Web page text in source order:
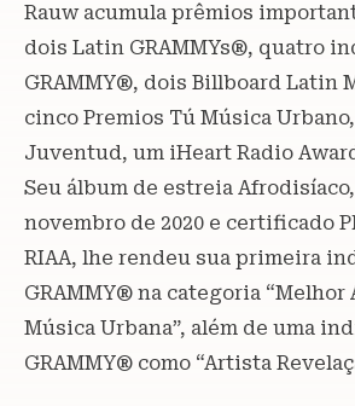
Rauw acumula prêmios
dois Latin GRAMMYs®, quatro
GRAMMY®, dois Billboard Latin
cinco Premios Tú Música
Juventud, um iHeart Radio
Seu álbum de estreia
novembro de 2020 e certificado
RIAA, lhe rendeu sua primeira
GRAMMY® na categoria “Melhor
Música Urbana”, além de uma
GRAMMY® como “Artista